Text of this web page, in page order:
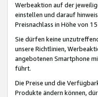
Werbeaktion auf der
einstellen und darauf
Preisnachlass in Höhe von
Sie dürfen keine
unsere Richtlinien,
angebotenen Smartphone
führt.
Die Preise und die
Produkte ändern können,